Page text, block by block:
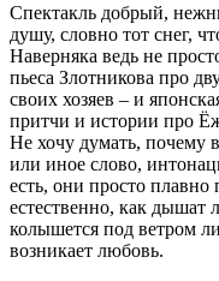
Спектакль добрый,
душу, словно тот снег,
Наверняка ведь не
пьеса Злотникова про
своих хозяев – и
притчи и истории про
Не хочу думать, почему
или иное слово,
есть, они просто плавно
естественно, как дышат
колышется под ветром
возникает любовь.